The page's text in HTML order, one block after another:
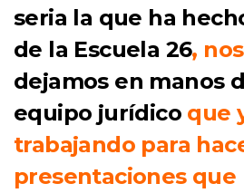
seria la que ha
de la Escuela 26,
dejamos en manos
equipo jurídico que
trabajando para
presentaciones que